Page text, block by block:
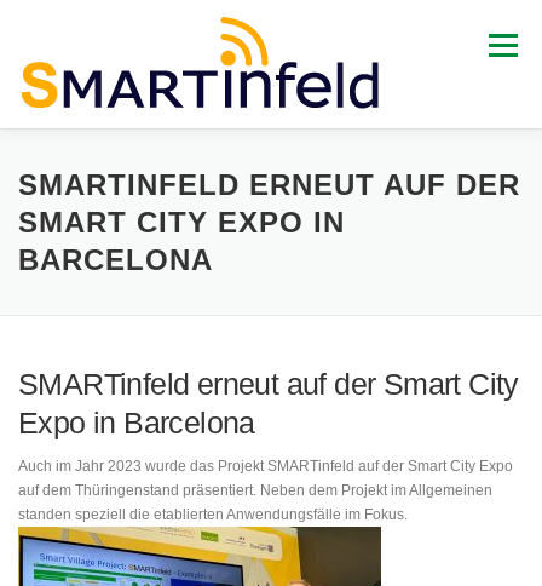
springen
Menü
START HISTORIE PROJEKT
SMARTINFELD ERNEUT AUF DER
SMART CITY EXPO IN
BARCELONA
SMARTinfeld erneut auf der Smart City
Expo in Barcelona
Auch im Jahr 2023 wurde das Projekt SMARTinfeld auf der Smart City Expo
auf dem Thüringenstand präsentiert. Neben dem Projekt im Allgemeinen
standen speziell die etablierten Anwendungsfälle im Fokus.